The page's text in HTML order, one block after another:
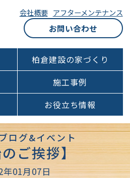
会社概要 アフターメンテナンス
お問い合わせ
柏倉建設の家づくり
施工事例
お役立ち情報
ログ&イベント
ご挨拶】
年01月07日